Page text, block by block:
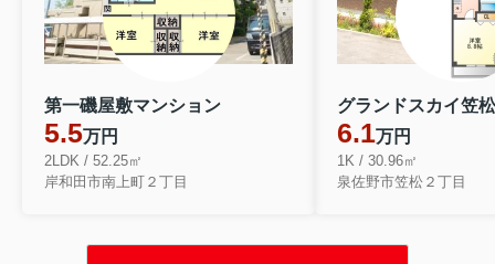
第一磯屋敷マンション
5.5万円
2LDK / 52.25㎡
岸和田市南上町２丁目
グランドスカイ笠松
6.1万円
1K / 30.96㎡
泉佐野市笠松２丁目